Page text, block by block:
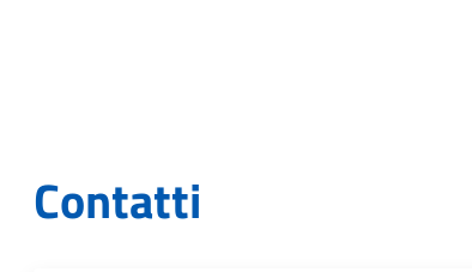
Contatti